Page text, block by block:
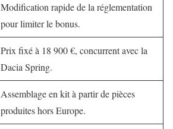
Modification rapide de la réglementation
pour limiter le bonus.
Prix fixé à 18 900 €, concurrent avec la
Dacia Spring.
Assemblage en kit à partir de pièces
produites hors Europe.